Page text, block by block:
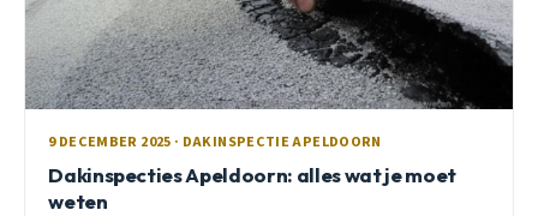
9 DECEMBER 2025 · DAKINSPECTIE APELDOORN
Dakinspecties Apeldoorn: alles wat je moet
weten